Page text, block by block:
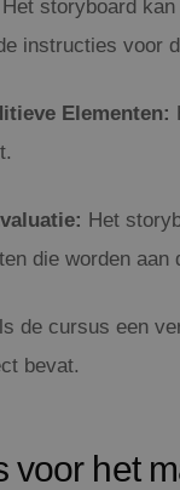
Het storyboard
instructies voor
Elementen:
Het
die worden aan
de cursus een
bevat.
voor het